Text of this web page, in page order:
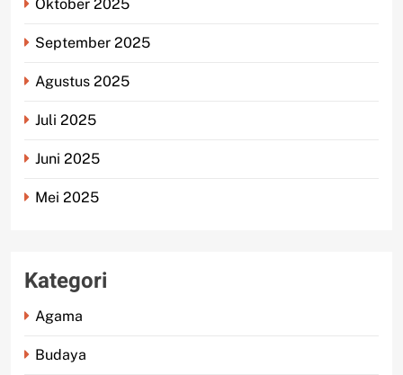
Oktober 2025
September 2025
Agustus 2025
Juli 2025
Juni 2025
Mei 2025
Kategori
Agama
Budaya